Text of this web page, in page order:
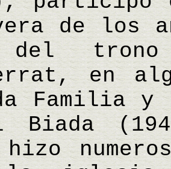
de los
del
en
Familia y
Biada
hizo